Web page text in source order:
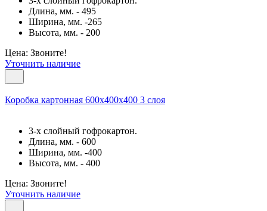
Длина, мм. - 495
Ширина, мм. -265
Высота, мм. - 200
Цена: Звоните!
Уточнить наличие
Коробка картонная 600х400х400 3 слоя
3-х слойный гофрокартон.
Длина, мм. - 600
Ширина, мм. -400
Высота, мм. - 400
Цена: Звоните!
Уточнить наличие